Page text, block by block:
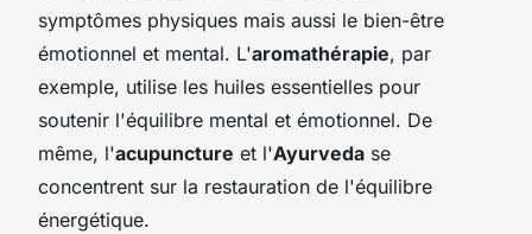
symptômes physiques mais aussi le bien-être
émotionnel et mental. L'aromathérapie, par
exemple, utilise les huiles essentielles pour
soutenir l'équilibre mental et émotionnel. De
même, l'acupuncture et l'Ayurveda se
concentrent sur la restauration de l'équilibre
énergétique.